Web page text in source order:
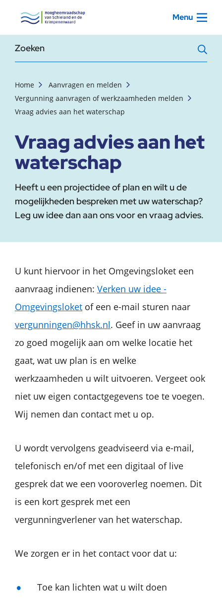
, startpagina Menu
Zoekterm
Home
Aanvragen en melden
Vergunning aanvragen of werkzaamheden melden
Vraag advies aan het waterschap
Vraag advies aan het
waterschap
Heeft u een projectidee of plan en wilt u de
mogelijkheden bespreken met uw waterschap?
Leg uw idee dan aan ons voor en vraag advies.
U kunt hiervoor in het Omgevingsloket een
aanvraag indienen: Verken uw idee -
Omgevingsloket of een e-mail sturen naar
vergunningen@hhsk.nl. Geef in uw aanvraag
zo goed mogelijk aan om welke locatie het
gaat, wat uw plan is en welke
werkzaamheden u wilt uitvoeren. Vergeet ook
niet uw eigen contactgegevens toe te voegen.
Wij nemen dan contact met u op.
U wordt vervolgens geadviseerd via e-mail,
telefonisch en/of met een digitaal of live
gesprek dat we een vooroverleg noemen. Dit
is een kort gesprek met een
vergunningverlener van het waterschap.
We zorgen er in het contact voor dat u:
Toe kan lichten wat u wilt doen